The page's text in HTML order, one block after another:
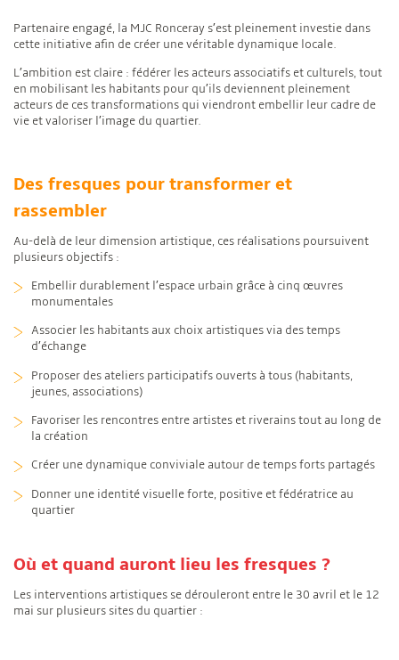
Partenaire engagé, la MJC Ronceray s’est pleinement investie dans
cette initiative afin de créer une véritable dynamique locale.
L’ambition est claire : fédérer les acteurs associatifs et culturels, tout
en mobilisant les habitants pour qu’ils deviennent pleinement
acteurs de ces transformations qui viendront embellir leur cadre de
vie et valoriser l’image du quartier.
Des fresques pour transformer et
rassembler
Au-delà de leur dimension artistique, ces réalisations poursuivent
plusieurs objectifs :
Embellir durablement l’espace urbain grâce à cinq œuvres
monumentales
Associer les habitants aux choix artistiques via des temps
d’échange
Proposer des ateliers participatifs ouverts à tous (habitants,
jeunes, associations)
Favoriser les rencontres entre artistes et riverains tout au long de
la création
Créer une dynamique conviviale autour de temps forts partagés
Donner une identité visuelle forte, positive et fédératrice au
quartier
Où et quand auront lieu les fresques ?
Les interventions artistiques se dérouleront entre le 30 avril et le 12
mai sur plusieurs sites du quartier :